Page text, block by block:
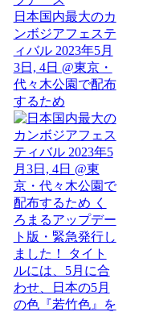
日本国内最大のカ
ンボジアフェステ
ィバル 2023年5月
3日, 4日 @東京・
代々木公園で配布
するため